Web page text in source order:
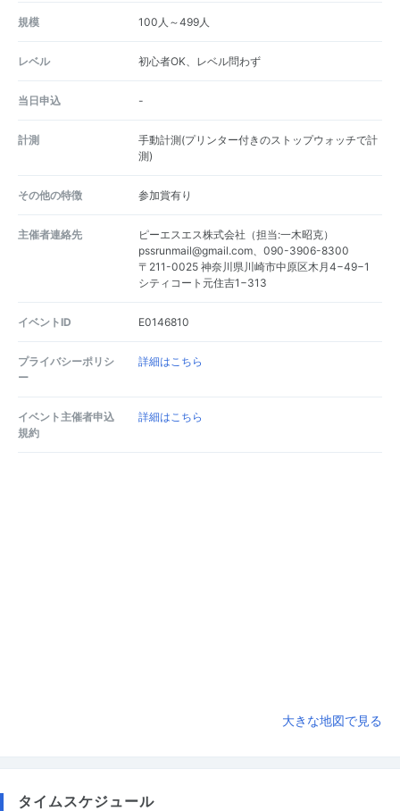
規模 100人～499人
レベル 初心者OK、レベル問わず
当日申込 -
計測
手動計測(プリンター付きのストップウォッチで計
測)
その他の特徴 参加賞有り
主催者連絡先
ピーエスエス株式会社（担当:一木昭克）
pssrunmail@gmail.com、090-3906-8300
〒211-0025 神奈川県川崎市中原区木月4−49−1
シティコート元住吉1−313
イベントID E0146810
プライバシーポリシ
ー
詳細はこちら
イベント主催者申込
規約
詳細はこちら
大きな地図で見る
タイムスケジュール